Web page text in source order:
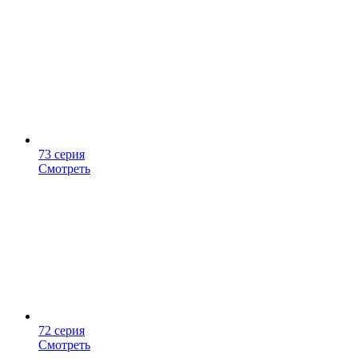
73 серия
Смотреть
72 серия
Смотреть